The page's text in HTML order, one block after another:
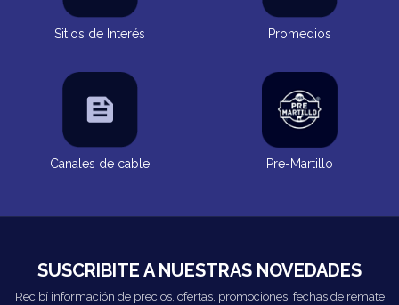
Sitios de Interés Promedios
Canales de cable Pre-Martillo
SUSCRIBITE A NUESTRAS NOVEDADES
Recibí información de precios, ofertas, promociones, fechas de remate